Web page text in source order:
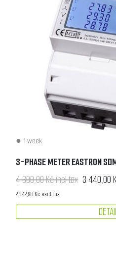
1 week
3-PHASE METER EASTRON
4 300,00 Kč incl tax 3 440,00
2 842,98 Kč excl tax